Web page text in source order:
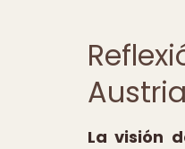
La visión